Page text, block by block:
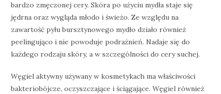
bardzo zmęczonej cery. Skóra po użyciu mydła staje się
jędrna oraz wygląda młodo i świeżo. Ze względu na
zawartość pyłu bursztynowego mydło działo również
peelingująco i nie powoduje podrażnień. Nadaje się do
każdego rodzaju skóry, a w szczególności do cery suchej.
Węgiel aktywny używany w kosmetykach ma właściwości
bakteriobójcze, oczyszczające i ściągające. Węgiel również